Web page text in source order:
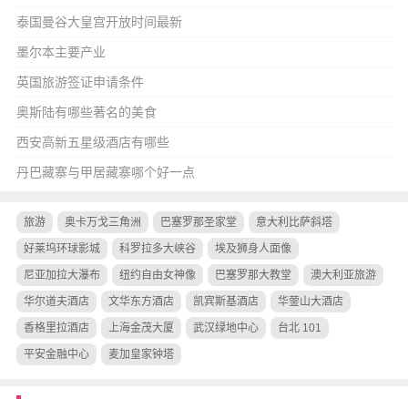
泰国曼谷大皇宫开放时间最新
墨尔本主要产业
英国旅游签证申请条件
奥斯陆有哪些著名的美食
西安高新五星级酒店有哪些
丹巴藏寨与甲居藏寨哪个好一点
旅游 奥卡万戈三角洲 巴塞罗那圣家堂 意大利比萨斜塔
好莱坞环球影城 科罗拉多大峡谷 埃及狮身人面像
尼亚加拉大瀑布 纽约自由女神像 巴塞罗那大教堂 澳大利亚旅游
华尔道夫酒店 文华东方酒店 凯宾斯基酒店 华蓥山大酒店
香格里拉酒店 上海金茂大厦 武汉绿地中心 台北 101
平安金融中心 麦加皇家钟塔